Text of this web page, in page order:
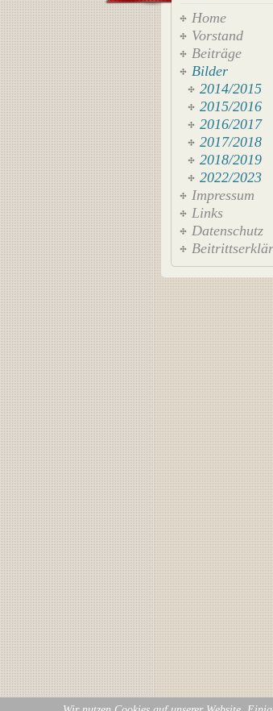
Home
Vorstand
Beiträge
Bilder
2014/2015
2015/2016
2016/2017
2017/2018
2018/2019
2022/2023
Impressum
Links
Datenschutz